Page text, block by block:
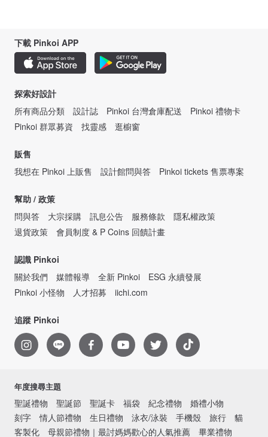
下載 Pinkoi APP
探索好設計
所有商品分類
設計誌 Pinkoi 台灣倉庫配送
Pinkoi 禮物卡
Pinkoi 群眾募資
找靈感 逛櫥窗
販售
我想在 Pinkoi 上販售
設計館問與答 Pinkoi tickets 售票專案
幫助 / 政策
問與答
大宗採購 訊息公告 服務條款
隱私權政策
退貨政策
會員制度 & P Coins 回饋計畫
認識 Pinkoi
關於我們
媒體報導 全新 Pinkoi
ESG 永續發展
Pinkoi 小怪物
人才招募 iichi.com
追蹤 Pinkoi
年度搜尋主題
聖誕禮物 聖誕節 聖誕卡 福袋 紀念禮物
婚禮小物
刻字
情人節禮物 生日禮物 泳衣/泳裝 手機殼 旅行
貓
客製化
母親節禮物｜最討媽媽歡心的人氣推薦 畢業禮物